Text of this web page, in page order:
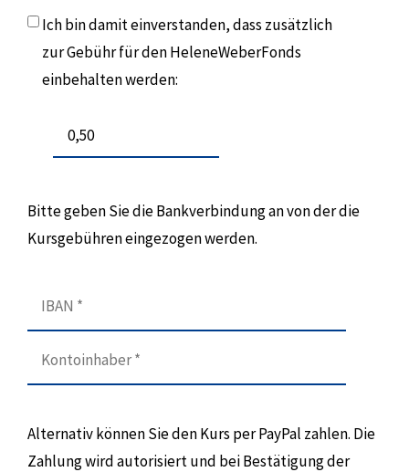
Ich bin damit einverstanden, dass zusätzlich
zur Gebühr für den HeleneWeberFonds
einbehalten werden:
Bitte geben Sie die Bankverbindung an von der die
Kursgebühren eingezogen werden.
Alternativ können Sie den Kurs per PayPal zahlen. Die
Zahlung wird autorisiert und bei Bestätigung der